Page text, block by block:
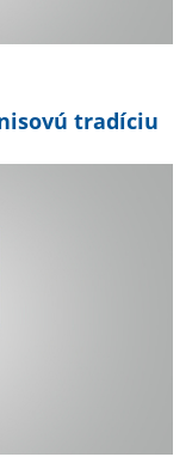
tradíciu